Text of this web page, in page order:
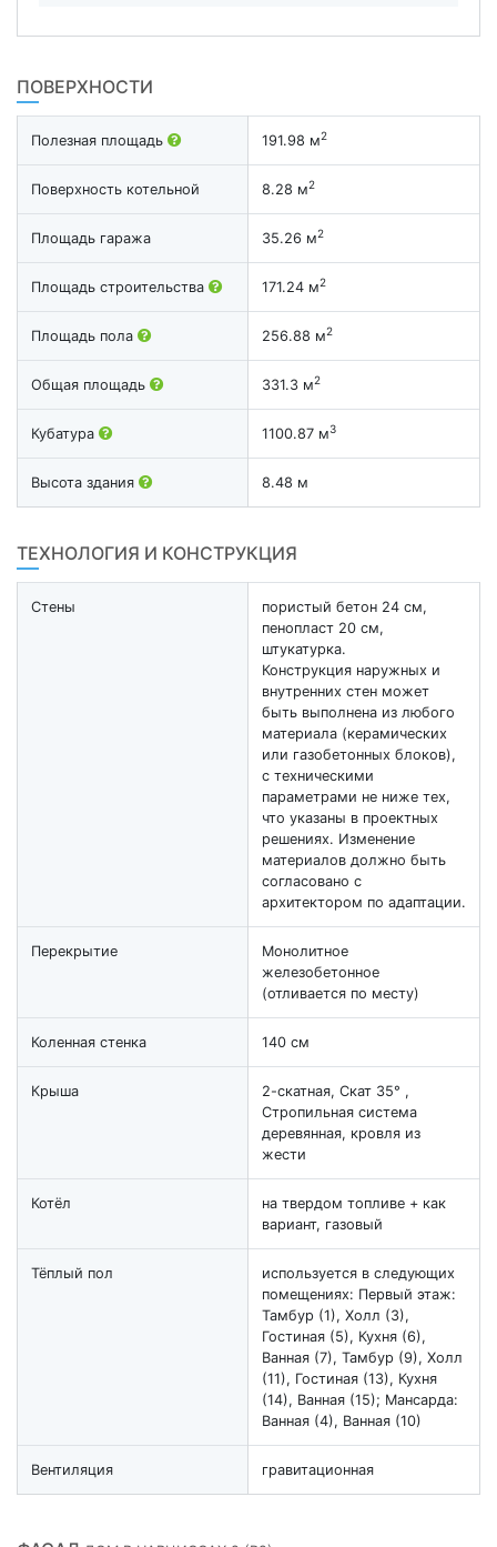
ПОВЕРХНОСТИ
Полезная площадь 191.98 м2
Поверхность котельной 8.28 м2
Площадь гаража 35.26 м2
Площадь строительства 171.24 м2
Площадь пола 256.88 м2
Общая площадь 331.3 м2
Кубатура 1100.87 м3
Высота здания 8.48 м
ТЕХНОЛОГИЯ И КОНСТРУКЦИЯ
Стены
пористый бетон 24 см,
пенопласт 20 см,
штукатурка.
Конструкция наружных и
внутренних стен может
быть выполнена из любого
материала (керамических
или газобетонных блоков),
с техническими
параметрами не ниже тех,
что указаны в проектных
решениях. Изменение
материалов должно быть
согласовано с
архитектором по адаптации.
Перекрытие
Монолитное
железобетонное
(отливается по месту)
Коленная стенка 140 см
Крыша
2-скатная, Скат 35° ,
Стропильная система
деревянная, кровля из
жести
Котёл
на твердом топливе + как
вариант, газовый
Тёплый пол
используется в следующих
помещениях: Первый этаж:
Тамбур (1), Холл (3),
Гостиная (5), Кухня (6),
Ванная (7), Тамбур (9), Холл
(11), Гостиная (13), Кухня
(14), Ванная (15); Мансарда:
Ванная (4), Ванная (10)
Вентиляция гравитационная